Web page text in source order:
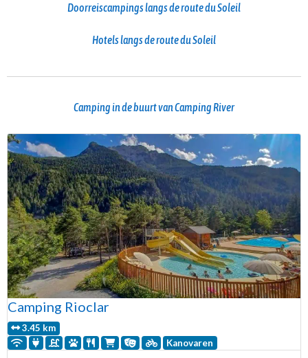
Doorreiscampings langs de route du Soleil
Hotels langs de route du Soleil
Camping in de buurt van Camping River
Camping Rioclar
3.45 km
Kanovaren